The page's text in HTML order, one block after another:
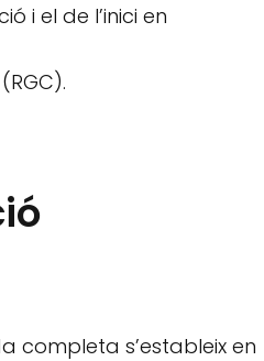
i el de l’inici en
completa s’estableix en